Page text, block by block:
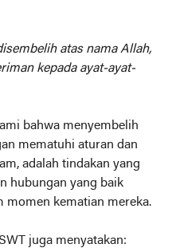
atas nama Allah,
kepada ayat-ayat-
bahwa menyembelih
mematuhi aturan dan
adalah tindakan yang
hubungan yang baik
momen kematian mereka.
juga menyatakan: